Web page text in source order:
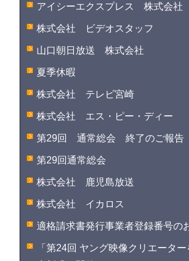
アイシーエクスプレス 株式会社
株式会社 ビデオスタッフ
山口朝日放送 株式会社
夏季休暇
株式会社 テレビ宮崎
株式会社 エス・ピー・ディー
第29回 通常総会 終了のご報告
第29回通常総会
株式会社 鹿児島放送
株式会社 イカロス
適格請求書発行事業者登録番号の
「第24回 ヤング映像クリエーター